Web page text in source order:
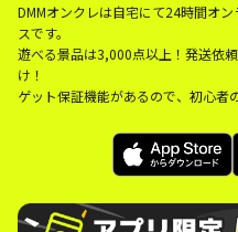
DMMオンクレは自宅にて24時間オ
スです。
遊べる景品は3,000点以上！発送依
け！
ゲット保証機能があるので、初心者